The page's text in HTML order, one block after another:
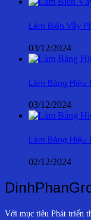
Làm Biển Vẫy
03/12/2024
Làm Bảng Hiệu
03/12/2024
Làm Bảng Hiệu
02/12/2024
Với mục tiêu Phát triển